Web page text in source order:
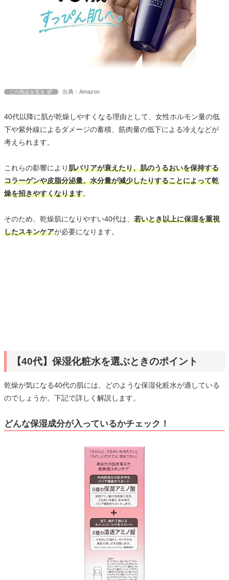
この商品を見る 出典：Amazon
40代以降に肌が乾燥しやすくなる理由として、女性ホルモン量の低
下や紫外線によるダメージの蓄積、筋肉量の低下による冷えなどが
考えられます。
これらの影響により肌バリアが衰えたり、肌のうるおいを保持する
コラーゲンや皮脂分泌量、水分量が減少したりすることによって乾
燥を招きやすくなります。
そのため、乾燥肌になりやすい40代は、 若いとき以上に保湿を重視
したスキンケアが必要になります。
【40代】保湿化粧水を選ぶときのポイント
乾燥が気になる40代の肌には、どのような保湿化粧水が適している
のでしょうか。下記で詳しく解説します。
どんな保湿成分が入っているかチェック！